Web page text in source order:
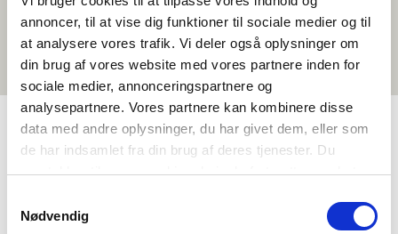
annoncer, til at vise dig funktioner til sociale medier og til
at analysere vores trafik. Vi deler også oplysninger om
din brug af vores website med vores partnere inden for
sociale medier, annonceringspartnere og
analysepartnere. Vores partnere kan kombinere disse
data med andre oplysninger, du har givet dem, eller som
de har indsamlet fra din brug af deres tjenester. Du
samtykker til vores cookies, hvis du fortsætter med at
Nødvendig
TAGS
Sænska
<1 kennslustund